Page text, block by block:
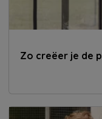
Zo creëer je de